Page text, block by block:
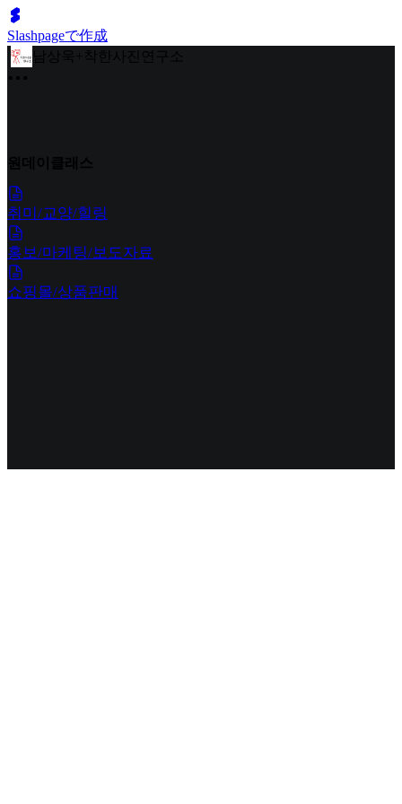
Slashpageで作成
남상욱+착한사진연구소
원데이클래스
취미/교양/힐링
홍보/마케팅/보도자료
쇼핑몰/상품판매